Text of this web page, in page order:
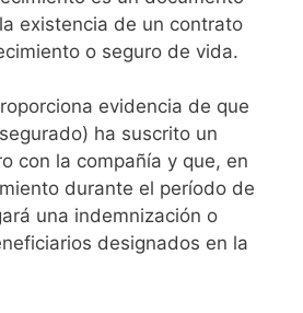
existencia de un contrato
o seguro de vida.
evidencia de que
ha suscrito un
con la compañía y que, en
durante el período de
una indemnización o
designados en la